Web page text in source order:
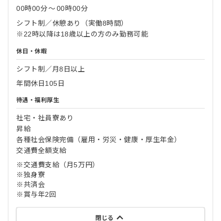
00時00分〜00時00分
シフト制／休憩あり（実働8時間）
※22時以降は18歳以上の方のみ勤務可能
休日・休暇
シフト制／月8日以上
年間休日105日
待遇・福利厚生
社宅・社員寮あり
昇給
各種社会保険完備（雇用・労災・健康・厚生年金）
交通費全額支給
※交通費支給（月5万円）
※独身寮
※共済会
※賞与年2回
閉じる